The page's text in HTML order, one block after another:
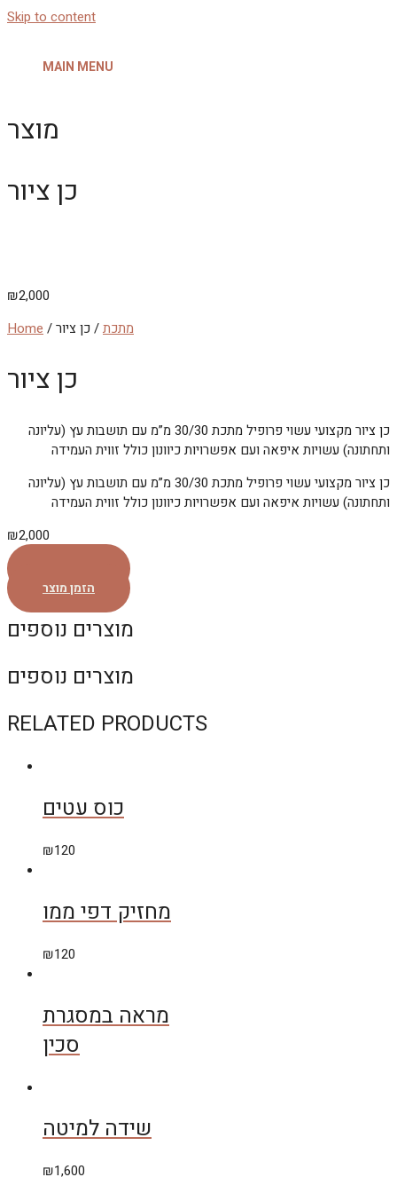
Skip to content
MAIN MENU
מוצר
כן ציור
₪2,000
Home / מתכת/ כן ציור
כן ציור
כן ציור מקצועי עשוי פרופיל מתכת 30/30 מ”מ עם תושבות עץ (עליונה
ותחתונה) עשויות איפאה ועם אפשרויות כיוונון כולל זווית העמידה
כן ציור מקצועי עשוי פרופיל מתכת 30/30 מ”מ עם תושבות עץ (עליונה
ותחתונה) עשויות איפאה ועם אפשרויות כיוונון כולל זווית העמידה
₪2,000
הזמן מוצר
מוצרים נוספים
מוצרים נוספים
RELATED PRODUCTS
כוס עטים
₪120
מחזיק דפי ממו
₪120
מראה במסגרת
סכין
שידה למיטה
₪1,600